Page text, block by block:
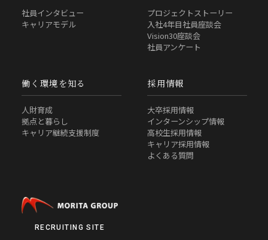
社員インタビュー
キャリアモデル
プロジェクトストーリー
入社4年目社員座談会
Vision30座談会
社員アンケート
働く環境を知る
人財育成
拠点と暮らし
キャリア継続支援制度
採用情報
大卒採用情報
インターンシップ情報
高校生採用情報
キャリア採用情報
よくある質問
RECRUITING SITE